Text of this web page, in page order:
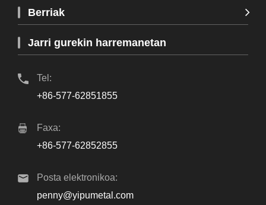
Berriak
Jarri gurekin harremanetan
Tel:
+86-577-62851855
Faxa:
+86-577-62852855
Posta elektronikoa:
penny@yipumetal.com